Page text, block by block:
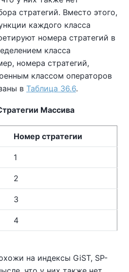
стратегий. Вместо этого,
каждого класса
номера стратегий в
класса
номера стратегий,
классом операторов
в Таблица 36.6.
Массива
Номер стратегии
1
2
3
4
на индексы GiST, SP-